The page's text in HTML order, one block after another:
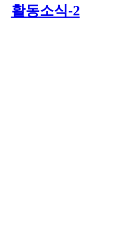
활동소식-2